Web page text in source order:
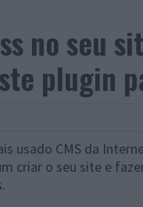
no seu
plugin
usado CMS da
criar o seu site e